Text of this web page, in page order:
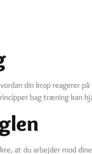
din krop reagerer
bag træning kan
at du arbejder mod